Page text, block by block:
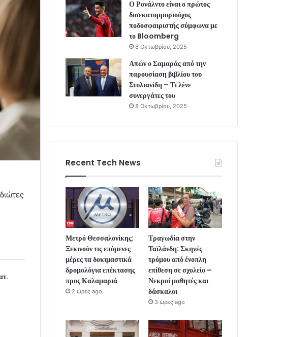
Ο Ρονάλντο είναι ο πρώτος
δισεκατομμυριούχος
ποδοσφαιριστής σύμφωνα με
το Bloomberg
8 Οκτωβρίου, 2025
Απών ο Σαμαράς από την
παρουσίαση βιβλίου του
Στυλιανίδη – Τι λένε
συνεργάτες του
8 Οκτωβρίου, 2025
Recent Tech News
Μετρό Θεσσαλονίκης:
Ξεκινούν τις επόμενες
μέρες τα δοκιμαστικά
δρομολόγια επέκτασης
προς Καλαμαριά
2 ώρες ago
Τραγωδία στην
Ταϊλάνδη: Σκηνές
τρόμου από ένοπλη
επίθεση σε σχολείο –
Νεκροί μαθητές και
δάσκαλοι
3 ώρες ago